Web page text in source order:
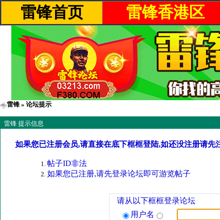
雷锋首页 雷锋香港区
雷锋 » 论坛提示
雷锋 提示信息
如果您已注册会员,请直接在底下框框登陆,如还没注册请先
帖子ID非法
如果您已注册,请先登录论坛即可游览帖子
请从以下框框登录论坛
用户名